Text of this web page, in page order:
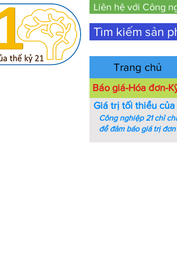
Liên hệ với Công
Tìm kiếm sản
Trang chủ
Báo giá-Hóa đơn-
Giá trị tối thiểu
Công nghiệp 21 chỉ
để đảm báo giá trị